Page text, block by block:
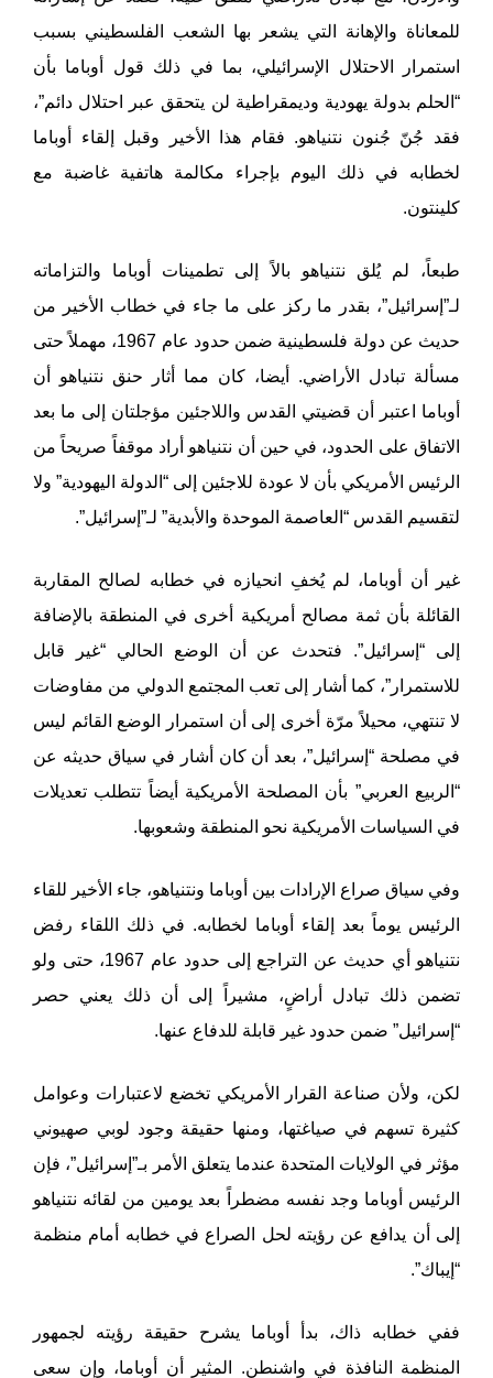
للمعاناة والإهانة التي يشعر بها الشعب الفلسطيني بسبب
استمرار الاحتلال الإسرائيلي، بما في ذلك قول أوباما بأن
“الحلم بدولة يهودية وديمقراطية لن يتحقق عبر احتلال دائم”،
فقد جُنّ جُنون نتنياهو. فقام هذا الأخير وقبل إلقاء أوباما
لخطابه في ذلك اليوم بإجراء مكالمة هاتفية غاضبة مع
كلينتون.
طبعاً، لم يُلق نتنياهو بالاً إلى تطمينات أوباما والتزاماته
لـ”إسرائيل”، بقدر ما ركز على ما جاء في خطاب الأخير من
حديث عن دولة فلسطينية ضمن حدود عام 1967، مهملاً حتى
مسألة تبادل الأراضي. أيضا، كان مما أثار حنق نتنياهو أن
أوباما اعتبر أن قضيتي القدس واللاجئين مؤجلتان إلى ما بعد
الاتفاق على الحدود، في حين أن نتنياهو أراد موقفاً صريحاً من
الرئيس الأمريكي بأن لا عودة للاجئين إلى “الدولة اليهودية” ولا
لتقسيم القدس “العاصمة الموحدة والأبدية” لـ”إسرائيل”.
غير أن أوباما، لم يُخفِ انحيازه في خطابه لصالح المقاربة
القائلة بأن ثمة مصالح أمريكية أخرى في المنطقة بالإضافة
إلى “إسرائيل”. فتحدث عن أن الوضع الحالي “غير قابل
للاستمرار”، كما أشار إلى تعب المجتمع الدولي من مفاوضات
لا تنتهي، محيلاً مرّة أخرى إلى أن استمرار الوضع القائم ليس
في مصلحة “إسرائيل”، بعد أن كان أشار في سياق حديثه عن
“الربيع العربي” بأن المصلحة الأمريكية أيضاً تتطلب تعديلات
في السياسات الأمريكية نحو المنطقة وشعوبها.
وفي سياق صراع الإرادات بين أوباما ونتنياهو، جاء الأخير للقاء
الرئيس يوماً بعد إلقاء أوباما لخطابه. في ذلك اللقاء رفض
نتنياهو أي حديث عن التراجع إلى حدود عام 1967، حتى ولو
تضمن ذلك تبادل أراضٍ، مشيراً إلى أن ذلك يعني حصر
“إسرائيل” ضمن حدود غير قابلة للدفاع عنها.
لكن، ولأن صناعة القرار الأمريكي تخضع لاعتبارات وعوامل
كثيرة تسهم في صياغتها، ومنها حقيقة وجود لوبي صهيوني
مؤثر في الولايات المتحدة عندما يتعلق الأمر بـ”إسرائيل”، فإن
الرئيس أوباما وجد نفسه مضطراً بعد يومين من لقائه نتنياهو
إلى أن يدافع عن رؤيته لحل الصراع في خطابه أمام منظمة
“إيباك”.
ففي خطابه ذاك، بدأ أوباما يشرح حقيقة رؤيته لجمهور
المنظمة النافذة في واشنطن. المثير أن أوباما، وإن سعى